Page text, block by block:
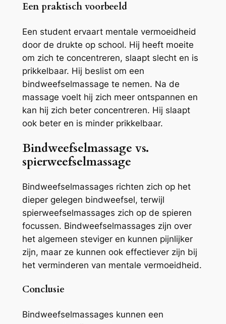
Een praktisch voorbeeld
Een student ervaart mentale vermoeidheid
door de drukte op school. Hij heeft moeite
om zich te concentreren, slaapt slecht en is
prikkelbaar. Hij beslist om een
bindweefselmassage te nemen. Na de
massage voelt hij zich meer ontspannen en
kan hij zich beter concentreren. Hij slaapt
ook beter en is minder prikkelbaar.
Bindweefselmassage vs.
spierweefselmassage
Bindweefselmassages richten zich op het
dieper gelegen bindweefsel, terwijl
spierweefselmassages zich op de spieren
focussen. Bindweefselmassages zijn over
het algemeen steviger en kunnen pijnlijker
zijn, maar ze kunnen ook effectiever zijn bij
het verminderen van mentale vermoeidheid.
Conclusie
Bindweefselmassages kunnen een